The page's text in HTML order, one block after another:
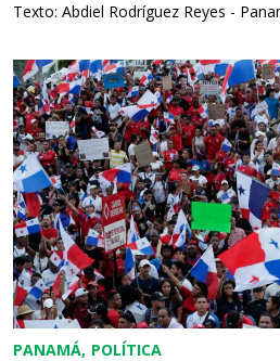
Texto: Abdiel Rodríguez Reyes -
PANAMÁ POLÍTICA